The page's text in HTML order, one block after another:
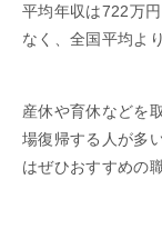
平均年収は722万
なく、全国平均よ
産休や育休などを
場復帰する人が多
はぜひおすすめの